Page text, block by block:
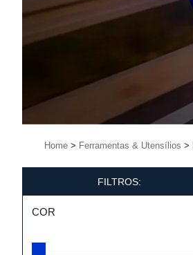
Home Ferramentas & Utensílios
FILTROS:
COR